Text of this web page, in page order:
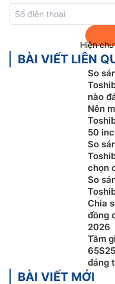
Tivi
phân tích và điều
nội dung đang
thị phù hợp và
Được
Engine ZR Gen 3,
trí tuệ nhân tạo
hình ảnh vượt trội.
khử nhiễu hiệu
Hiện
BÀI VIẾT LIÊN
So
nào
Nên
50
So
chọn
So
Chia
đồng
2026
Tầm
đáng
BÀI VIẾT MỚI